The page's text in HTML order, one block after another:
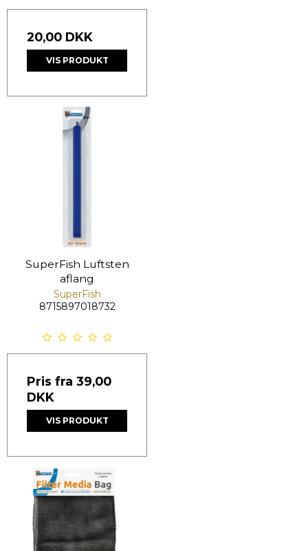
20,00 DKK
VIS PRODUKT
SuperFish Luftsten
aflang
SuperFish
8715897018732
Pris fra 39,00
DKK
VIS PRODUKT